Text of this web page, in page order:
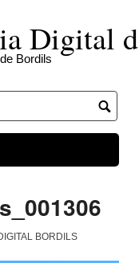
Digital
Bordils
BORDILS